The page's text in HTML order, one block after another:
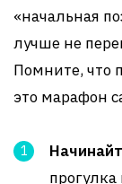
«начальная
лучше не
Помните, что
это марафон